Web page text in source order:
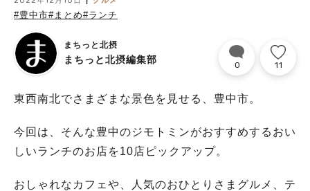
#豊中市#まとめ#ランチ
まちっと北摂
まちっと北摂編集部 0 11
東西南北でさまざまな景色を見せる、豊中市。
今回は、そんな豊中のジモトミンがおすすめするおい
しいランチのお店を10店ピックアップ。
おしゃれなカフェや、人気のおひとりさまグルメ、テ